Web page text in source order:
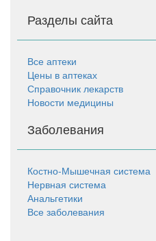
Разделы сайта
Все аптеки
Цены в аптеках
Справочник лекарств
Новости медицины
Заболевания
Костно-Мышечная система
Нервная система
Анальгетики
Все заболевания